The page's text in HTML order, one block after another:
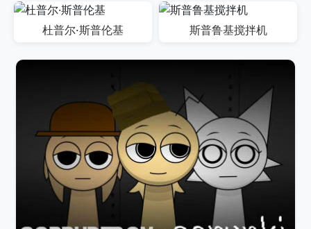
杜普尔·斯普伦基 斯普鲁基搅拌机